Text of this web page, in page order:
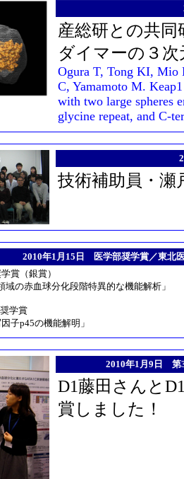
産総研との共同
ダイマーの３
Ogura T, Tong KI, Mio
C, Yamamoto M.
with two large spheres
glycine repeat, and C-
技術補助員・瀬
2010年1月15日 医学部奨学賞／東北
賞（銀賞）
の赤血球分化段階特異的な機能解析」
学賞
子p45の機能解明」
2010年1月9日 第
D1藤田さんと
賞しました！